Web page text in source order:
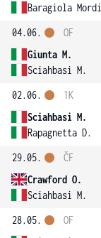
Baragiola
04.06.
Giunta M.
Sciahbasi M.
OF
02.06.
Sciahbasi M.
Rapagnetta D.
1K
29.05.
Crawford O.
Sciahbasi M.
ČF
28.05.
OF